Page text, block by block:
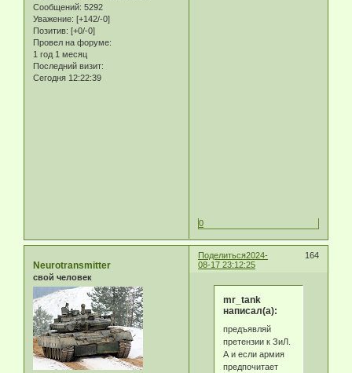
Сообщений: 5292
Уважение: [+142/-0]
Позитив: [+0/-0]
Провел на форуме:
1 год 1 месяц
Последний визит:
Сегодня 12:22:39
0
Поделиться 164
2024-
08-17 23:12:25
Neurotransmitter
свой человек
mr_tank
написал(а):
предъявляй
претензии к ЗиЛ.
А и если армия
предпочитает